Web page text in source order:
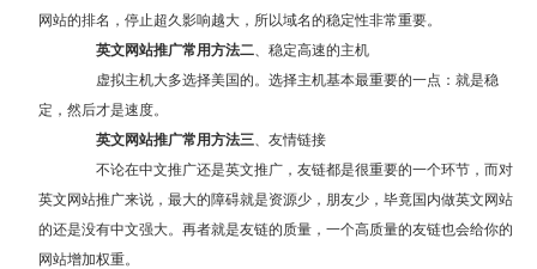
网站的排名，停止超久影响越大，所以域名的稳定性非常重要。
英文网站推广常用方法二 、稳定高速的主机
虚拟主机大多选择美国的。选择主机基本最重要的一点：就是稳
定，然后才是速度。
英文网站推广常用方法三 、友情链接
不论在中文推广还是英文推广，友链都是很重要的一个环节，而对
英文网站推广来说，最大的障碍就是资源少，朋友少，毕竟国内做英文网站
的还是没有中文强大。再者就是友链的质量，一个高质量的友链也会给你的
网站增加权重。